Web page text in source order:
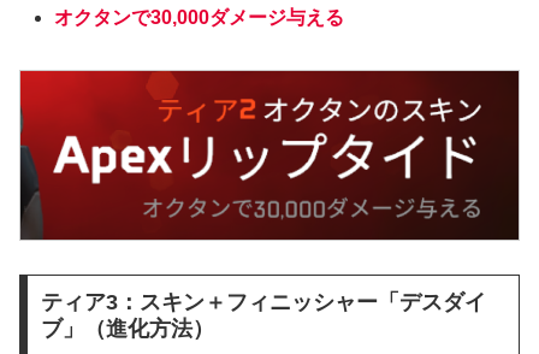
オクタンで30,000ダメージ与える
ティア3：スキン＋フィニッシャー「デスダイ
ブ」（進化方法）